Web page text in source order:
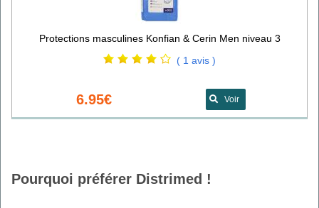
Protections masculines Konfian & Cerin Men niveau 3
( 1 avis )
6.95€ Voir
Pourquoi préférer Distrimed !